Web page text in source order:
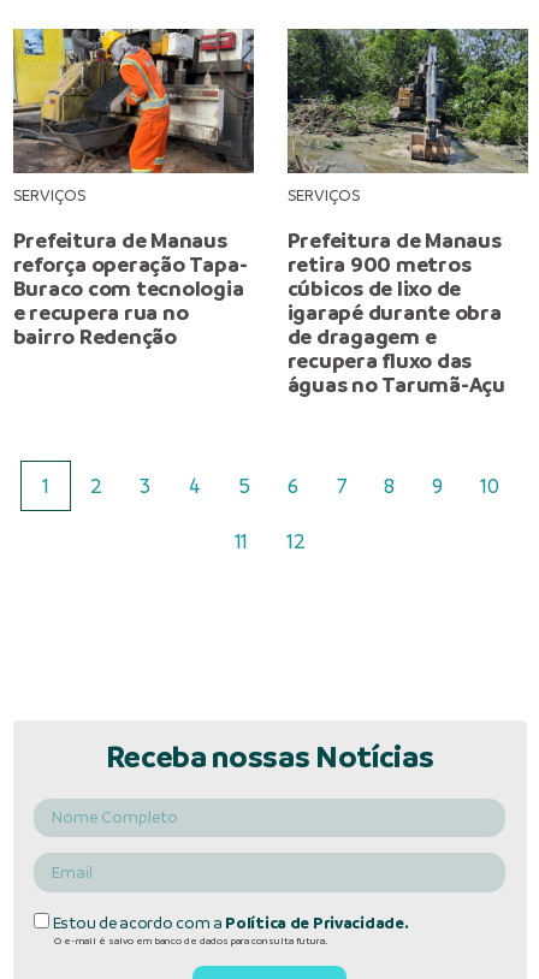
SERVIÇOS
Prefeitura de Manaus
reforça operação Tapa-
Buraco com tecnologia
e recupera rua no
bairro Redenção
SERVIÇOS
Prefeitura de Manaus
retira 900 metros
cúbicos de lixo de
igarapé durante obra
de dragagem e
recupera fluxo das
águas no Tarumã-Açu
1 2 3 4 5 6 7 8 9 10
11 12
Receba nossas Notícias
Estou de acordo com a Política de Privacidade.
O e-mail é salvo em banco de dados para consulta futura.